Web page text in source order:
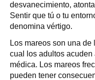
desvanecimiento,
Sentir que tú o tu
denomina vértigo.
Los mareos son una
cual los adultos
médica. Los mareos
pueden tener